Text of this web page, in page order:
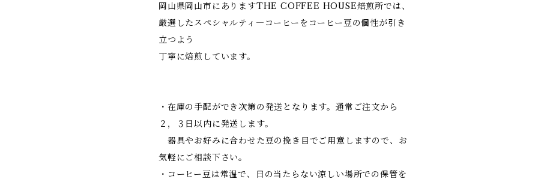
岡山県岡山市にありますTHE COFFEE HOUSE焙煎所では、
厳選したスペシャルティ―コーヒーをコーヒー豆の個性が引き
立つよう
丁寧に焙煎しています。
・在庫の手配ができ次第の発送となります。通常ご注文から
２，３日以内に発送します。
器具やお好みに合わせた豆の挽き目でご用意しますので、お
気軽にご相談下さい。
・コーヒー豆は常温で、日の当たらない涼しい場所での保管を